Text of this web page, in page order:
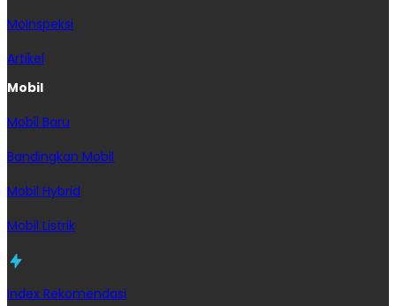
MoInspeksi
Artikel
Mobil
Mobil Baru
Bandingkan Mobil
Mobil Hybrid
Mobil Listrik
Index Rekomendasi